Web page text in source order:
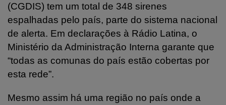
(CGDIS) tem um total de 348 sirenes
espalhadas pelo país, parte do sistema nacional
de alerta. Em declarações à Rádio Latina, o
Ministério da Administração Interna garante que
“todas as comunas do país estão cobertas por
esta rede”.
Mesmo assim há uma região no país onde a